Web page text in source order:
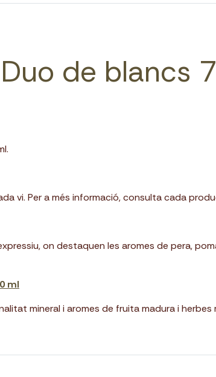
de blancs
vi. Per a més informació, consulta cada
on destaquen les aromes de pera,
ml
mineral i aromes de fruita madura i